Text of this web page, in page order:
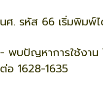
นศ. รหัส 66 เริ่มพิมพ์
- พบปัญหาการใช้งา
ต่อ 1628-1635